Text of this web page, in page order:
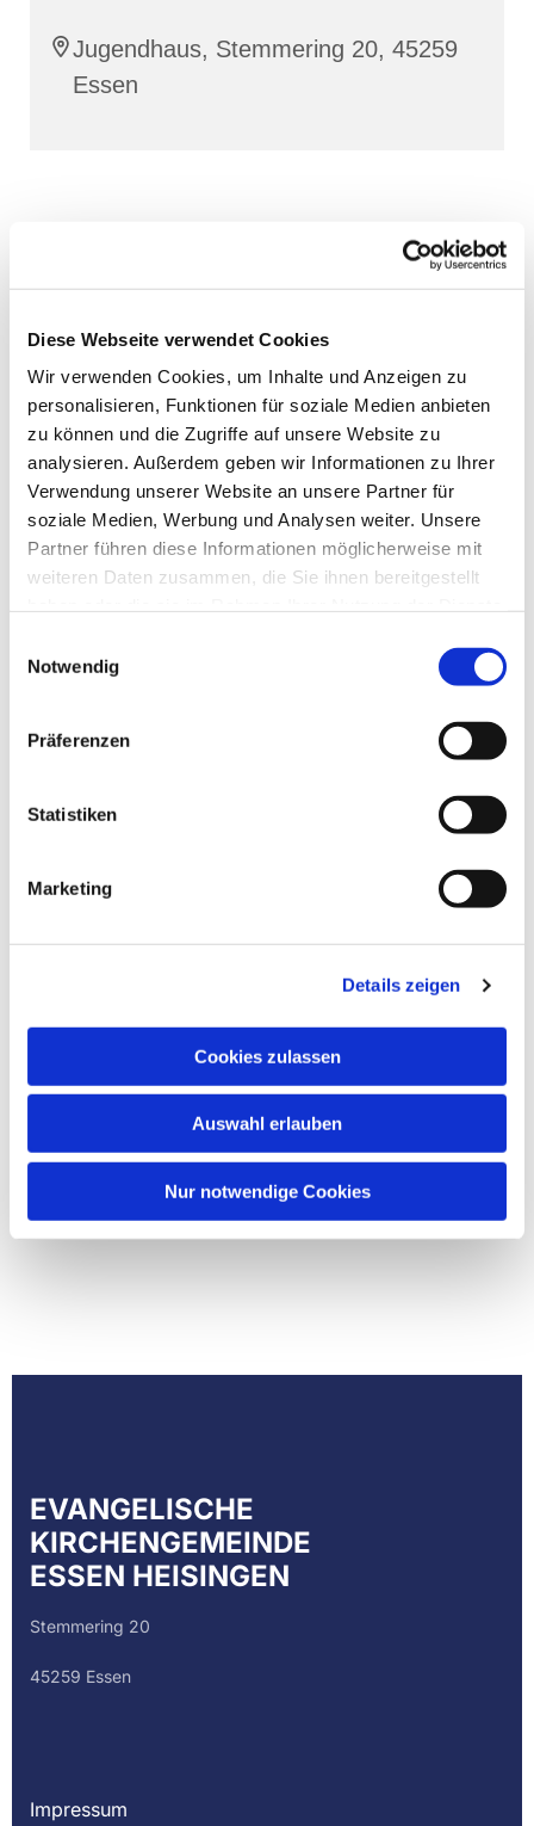
Diese Webseite verwendet Cookies
Wir verwenden Cookies, um Inhalte und Anzeigen zu
personalisieren, Funktionen für soziale Medien anbieten
zu können und die Zugriffe auf unsere Website zu
analysieren. Außerdem geben wir Informationen zu Ihrer
Verwendung unserer Website an unsere Partner für
soziale Medien, Werbung und Analysen weiter. Unsere
Partner führen diese Informationen möglicherweise mit
weiteren Daten zusammen, die Sie ihnen bereitgestellt
Notwendig
Präferenzen
Statistiken
Marketing
Details zeigen
Cookies zulassen
Auswahl erlauben
Nur notwendige Cookies
Jugendhaus, Stemmering 20, 45259
Essen
EVANGELISCHE
KIRCHENGEMEINDE
ESSEN HEISINGEN
Stemmering 20
45259 Essen
Impressum